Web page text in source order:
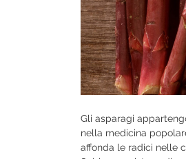
Gli asparagi
nella medicina
affonda le radici nelle